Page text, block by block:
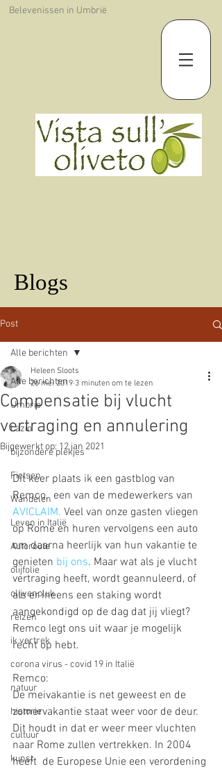
Belevenissen in Umbrië
Blogs
Post
Alle berichten
Umbrie
Lazio
bijzondere plekjes
Fietsen
Wandelen
Leven in Italië
Autoroute
olijfolie
olijvenpluk
reizen
ik vertrek
corona virus - covid 19 in Italië
natuur
historie
cultuur
kunst
Alle berichten
Compensatie bij vlucht
vertraging en annulering
Heleen Sloots
26 mei 2019 3 minuten om te lezen
Bijgewerkt op: 12 jan 2021
Dit keer plaats ik een gastblog van
Remco,  een van de medewerkers van
AVICLAIM. Veel van onze gasten vliegen
op Rome en huren vervolgens een auto
om daarna heerlijk van hun vakantie te
genieten bij ons. Maar wat als je vlucht
vertraging heeft, wordt geannuleerd, of
als er ineens een staking wordt
aangekondigd op de dag dat jij vliegt?
Remco legt ons uit waar je mogelijk
recht op hebt.
Remco:
De meivakantie is net geweest en de
zomervakantie staat weer voor de deur.
Dit houdt in dat er weer meer vluchten
naar Rome zullen vertrekken. In 2004
heeft  de Europese Unie een verordening